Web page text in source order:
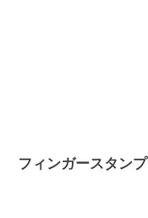
フィンガースタンプ